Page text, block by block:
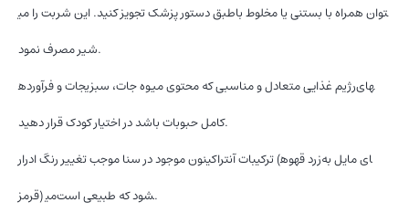
طبق دستور پزشک تجویز کنید. این شربت را می‎توان همراه با بستنی یا مخلوط با
شیر مصرف نمود.
رژیم غذایی متعادل و مناسبی که محتوی میوه جات، سبزیجات و فرآورده‎های
کامل حبوبات باشد در اختیار کودک قرار دهید.
ترکیبات آنتراکینون موجود در سنا موجب تغییر رنگ ادرار (زرد قهوه‎ای مایل به
قرمز) می‎شود که طبیعی است.